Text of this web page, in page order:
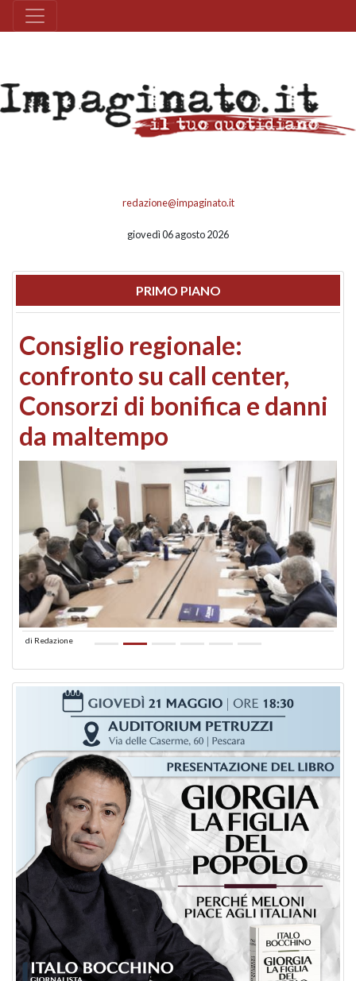
redazione@impaginato.it
giovedì 06 agosto 2026
PRIMO PIANO
Consiglio regionale:
confronto su call center,
Consorzi di bonifica e danni
da maltempo
di Redazione